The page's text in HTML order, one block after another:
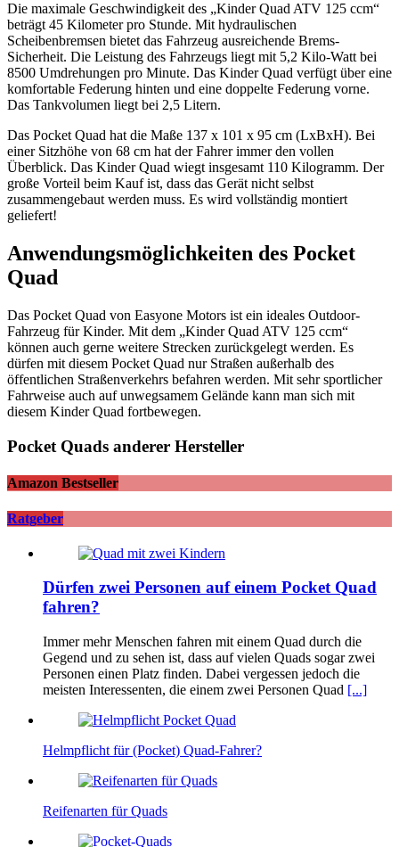
Die maximale Geschwindigkeit des „Kinder Quad ATV 125 ccm“
beträgt 45 Kilometer pro Stunde. Mit hydraulischen
Scheibenbremsen bietet das Fahrzeug ausreichende Brems-
Sicherheit. Die Leistung des Fahrzeugs liegt mit 5,2 Kilo-Watt bei
8500 Umdrehungen pro Minute. Das Kinder Quad verfügt über eine
komfortable Federung hinten und eine doppelte Federung vorne.
Das Tankvolumen liegt bei 2,5 Litern.
Das Pocket Quad hat die Maße 137 x 101 x 95 cm (LxBxH). Bei
einer Sitzhöhe von 68 cm hat der Fahrer immer den vollen
Überblick. Das Kinder Quad wiegt insgesamt 110 Kilogramm. Der
große Vorteil beim Kauf ist, dass das Gerät nicht selbst
zusammengebaut werden muss. Es wird vollständig montiert
geliefert!
Anwendungsmöglichkeiten des Pocket
Quad
Das Pocket Quad von Easyone Motors ist ein ideales Outdoor-
Fahrzeug für Kinder. Mit dem „Kinder Quad ATV 125 ccm“
können auch gerne weitere Strecken zurückgelegt werden. Es
dürfen mit diesem Pocket Quad nur Straßen außerhalb des
öffentlichen Straßenverkehrs befahren werden. Mit sehr sportlicher
Fahrweise auch auf unwegsamem Gelände kann man sich mit
diesem Kinder Quad fortbewegen.
Pocket Quads anderer Hersteller
Amazon Bestseller
Ratgeber
Dürfen zwei Personen auf einem Pocket Quad
fahren?
Immer mehr Menschen fahren mit einem Quad durch die
Gegend und zu sehen ist, dass auf vielen Quads sogar zwei
Personen einen Platz finden. Dabei vergessen jedoch die
meisten Interessenten, die einem zwei Personen Quad [...]
Helmpflicht für (Pocket) Quad-Fahrer?
Reifenarten für Quads